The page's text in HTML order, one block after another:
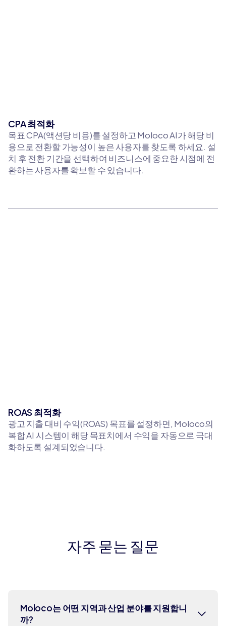
CPA 최적화
목표 CPA(액션당 비용)를 설정하고 Moloco AI가 해당 비
용으로 전환할 가능성이 높은 사용자를 찾도록 하세요. 설
치 후 전환 기간을 선택하여 비즈니스에 중요한 시점에 전
환하는 사용자를 확보할 수 있습니다.
ROAS 최적화
광고 지출 대비 수익(ROAS) 목표를 설정하면, Moloco의
복합 AI 시스템이 해당 목표치에서 수익을 자동으로 극대
화하도록 설계되었습니다.
자주 묻는 질문
Moloco는 어떤 지역과 산업 분야를 지원합니
까?